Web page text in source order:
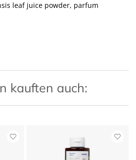
leaf juice powder, parfum
kauften auch: